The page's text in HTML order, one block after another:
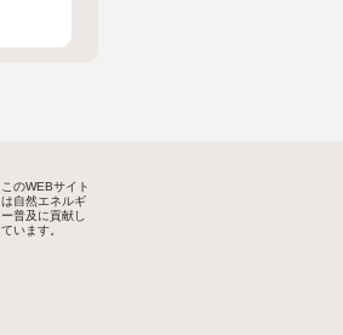
このWEBサイト
は自然エネルギ
ー普及に貢献し
ています。